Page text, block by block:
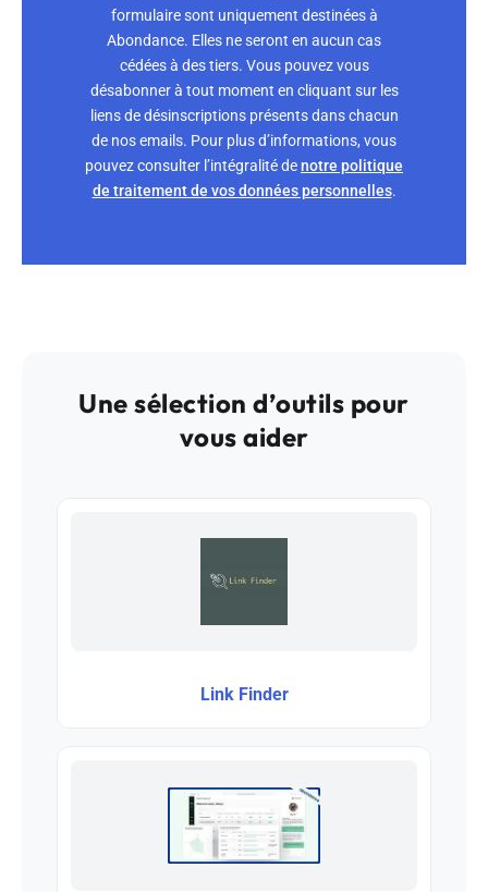
formulaire sont uniquement destinées à
Abondance. Elles ne seront en aucun cas
cédées à des tiers. Vous pouvez vous
désabonner à tout moment en cliquant sur les
liens de désinscriptions présents dans chacun
de nos emails. Pour plus d’informations, vous
pouvez consulter l’intégralité denotre politique
de traitement de vos données personnelles.
Une sélection d’outils pour
vous aider
Link Finder